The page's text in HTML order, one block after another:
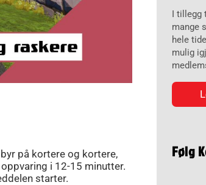
på kortere og kortere,
i 12-15 minutter.
starter.
I tillegg
mange
hele
mulig
Følg